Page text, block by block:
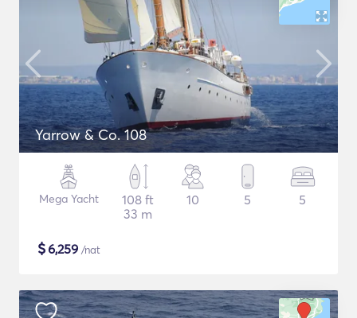
Yarrow & Co. 108
Mega Yacht
108 ft
33 m
10 5 5
$6,259 /nat